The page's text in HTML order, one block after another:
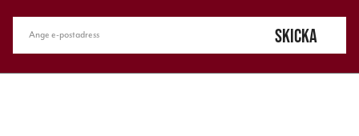
SKICKA